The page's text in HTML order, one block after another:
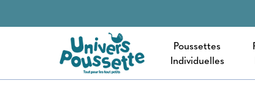
Poussettes
Individuelles